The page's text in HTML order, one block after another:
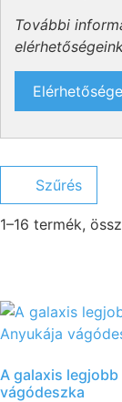
További
Szűrés
1–16 termék,
A galaxis
vágódeszka